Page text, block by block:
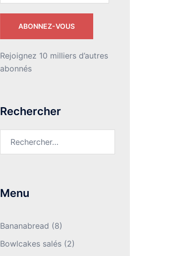
ABONNEZ-VOUS
Rejoignez 10 milliers d’autres
abonnés
Rechercher
Menu
Bananabread (8)
Bowlcakes salés(2)